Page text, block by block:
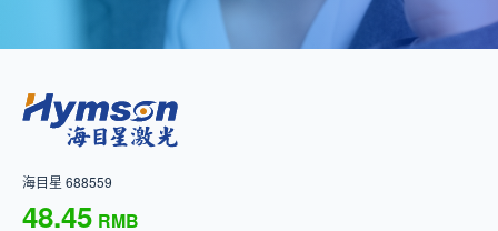
海目星 688559
48.45 RMB